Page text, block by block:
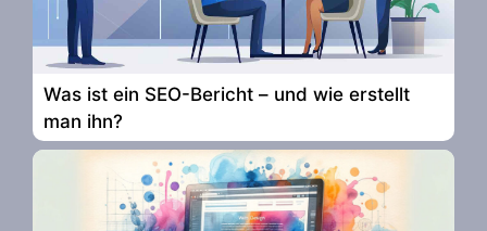
Was ist ein SEO-Bericht – und wie erstellt
man ihn?